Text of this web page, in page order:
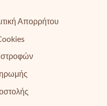
Απορρήτου